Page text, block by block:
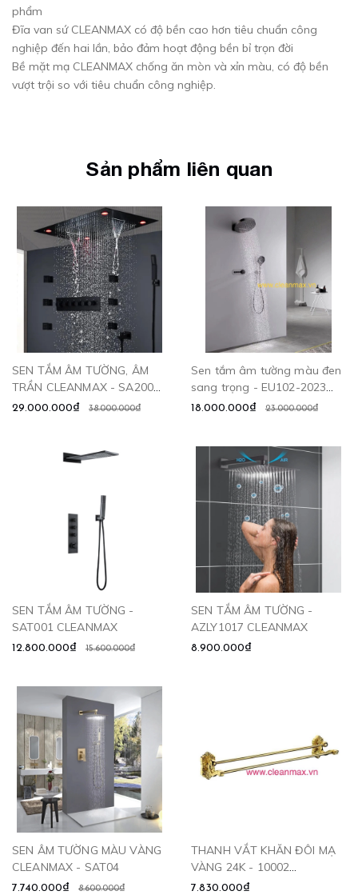
phẩm
Đĩa van sứ CLEANMAX có độ bền cao hơn tiêu chuẩn công
nghiệp đến hai lần, bảo đảm hoạt động bền bỉ trọn đời
Bề mặt mạ CLEANMAX chống ăn mòn và xỉn màu, có độ bền
vượt trội so với tiêu chuẩn công nghiệp.
Sản phẩm liên quan
SEN TẮM ÂM TƯỜNG, ÂM
TRẦN CLEANMAX - SA2003
CLEANMAX
29.000.000₫ 38.000.000₫
Sen tắm âm tường màu đen
sang trọng - EU102-2023
CLEANMAX
18.000.000₫ 23.000.000₫
SEN TẮM ÂM TƯỜNG -
SAT001 CLEANMAX
12.800.000₫ 15.600.000₫
SEN TẮM ÂM TƯỜNG -
AZLY1017 CLEANMAX
8.900.000₫
SEN ÂM TƯỜNG MÀU VÀNG
CLEANMAX - SAT04
7.740.000₫ 8.600.000₫
THANH VẮT KHĂN ĐÔI MẠ
VÀNG 24K - 10002
CLEANMAX
7.830.000₫